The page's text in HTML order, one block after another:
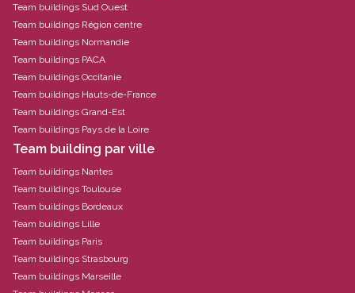
Team buildings Sud Ouest
Team buildings Région centre
Team buildings Normandie
Team buildings PACA
Team buildings Occitanie
Team buildings Hauts-de-France
Team buildings Grand-Est
Team buildings Pays de la Loire
Team building par ville
Team buildings Nantes
Team buildings Toulouse
Team buildings Bordeaux
Team buildings Lille
Team buildings Paris
Team buildings Strasbourg
Team buildings Marseille